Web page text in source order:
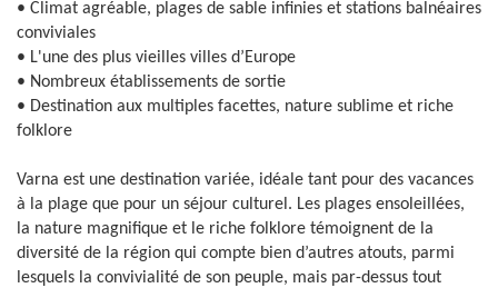
• Climat agréable, plages de sable infinies et stations balnéaires
conviviales
• L'une des plus vieilles villes d’Europe
• Nombreux établissements de sortie
• Destination aux multiples facettes, nature sublime et riche
folklore
Varna est une destination variée, idéale tant pour des vacances
à la plage que pour un séjour culturel. Les plages ensoleillées,
la nature magnifique et le riche folklore témoignent de la
diversité de la région qui compte bien d’autres atouts, parmi
lesquels la convivialité de son peuple, mais par-dessus tout